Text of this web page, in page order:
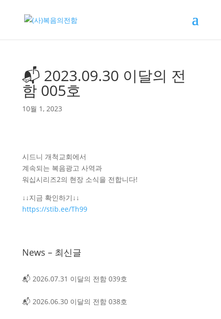
📬 2023.09.30 이달의 전
함 005호
10월 1, 2023
시드니 개척교회에서
계속되는 복음광고 사역과
워십시리즈2의 현장 소식을 전합니다!
↓↓지금 확인하기↓↓
https://stib.ee/Th99
News – 최신글
📬 2026.07.31 이달의 전함 039호
📬 2026.06.30 이달의 전함 038호